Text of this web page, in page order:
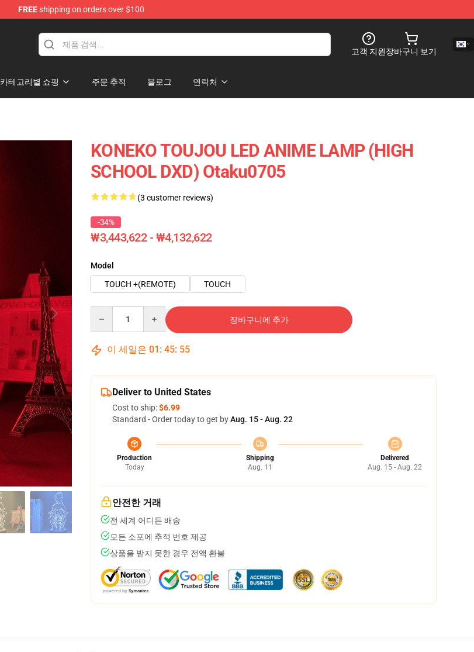
FREEshipping on orders over $100
고객 지원장바구니 보기
카테고리별 쇼핑 주문 추적 블로그 연락처
KONEKO TOUJOU LED ANIME LAMP (HIGH
SCHOOL DXD) Otaku0705
(3 customer reviews)
-34%
₩3,443,622 - ₩4,132,622
Model
TOUCH +(REMOTE)
TOUCH
장바구니에 추가
이 세일은 01 : 45: 54
Deliver to United States
Cost to ship:$6.99
Standard - Order today to get byAug. 15 - Aug. 22
Production
Today
Shipping
Aug. 11
Delivered
Aug. 15 - Aug. 22
안전한 거래
전 세계 어디든 배송
모든 소포에 추적 번호 제공
상품을 받지 못한 경우 전액 환불